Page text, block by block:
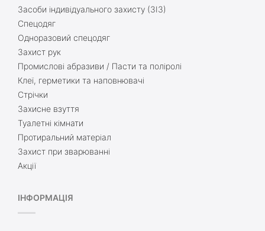
Засоби індивідуального захисту (ЗІЗ)
Спецодяг
Одноразовий спецодяг
Захист рук
Промислові абразиви / Пасти та поліролі
Клеї, герметики та наповнювачі
Стрічки
Захисне взуття
Туалетні кімнати
Протиральний матеріал
Захист при зварюванні
Акції
ІНФОРМАЦІЯ